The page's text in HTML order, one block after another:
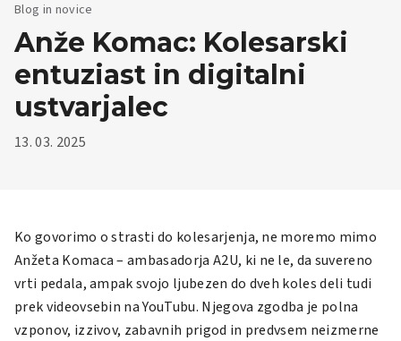
Blog in novice
Anže Komac: Kolesarski
entuziast in digitalni
ustvarjalec
13. 03. 2025
Ko govorimo o strasti do kolesarjenja, ne moremo mimo
Anžeta Komaca – ambasadorja A2U, ki ne le, da suvereno
vrti pedala, ampak svojo ljubezen do dveh koles deli tudi
prek videovsebin na YouTubu. Njegova zgodba je polna
vzponov, izzivov, zabavnih prigod in predvsem neizmerne